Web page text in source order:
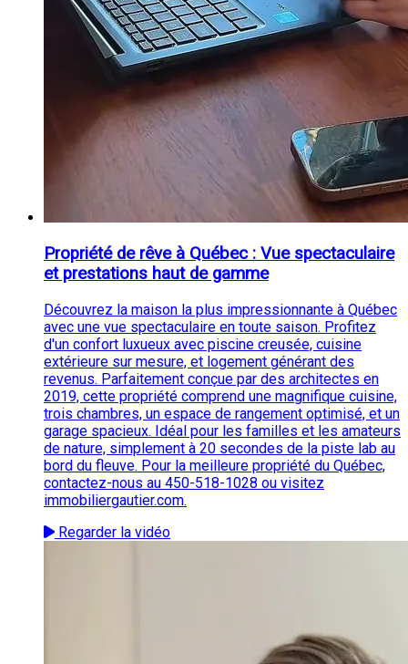
Propriété de rêve à Québec : Vue spectaculaire
et prestations haut de gamme
Découvrez la maison la plus impressionnante à Québec
avec une vue spectaculaire en toute saison. Profitez
d'un confort luxueux avec piscine creusée, cuisine
extérieure sur mesure, et logement générant des
revenus. Parfaitement conçue par des architectes en
2019, cette propriété comprend une magnifique cuisine,
trois chambres, un espace de rangement optimisé, et un
garage spacieux. Idéal pour les familles et les amateurs
de nature, simplement à 20 secondes de la piste lab au
bord du fleuve. Pour la meilleure propriété du Québec,
contactez-nous au 450-518-1028 ou visitez
immobiliergautier.com.
Regarder la vidéo